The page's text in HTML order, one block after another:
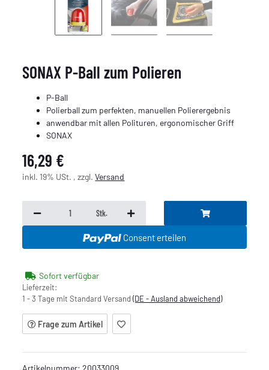
SONAX P-Ball zum Polieren
P-Ball
Polierball zum perfekten, manuellen Polierergebnis
anwendbar mit allen Polituren, ergonomischer Griff
SONAX
16,29 €
inkl. 19% USt. , zzgl.Versand
Stk.
Consent erteilen
Sofort verfügbar
Lieferzeit:
1 - 3 Tage mit Standard Versand(DE - Ausland abweichend)
Frage zum Artikel